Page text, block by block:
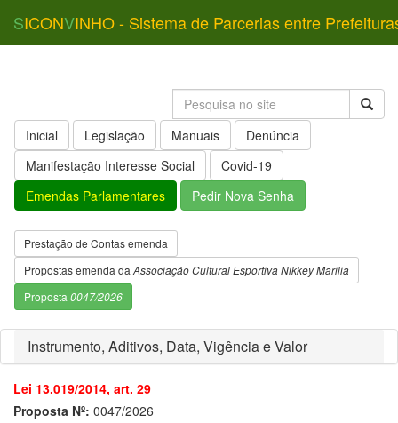
SICONVINHO - Sistema de Parcerias entre
Inicial Legislação Manuais
Denúncia
Manifestação Interesse Social
Covid-19
Emendas Parlamentares
Pedir Nova Senha
Prestação de Contas emenda
Propostas emenda da Associação Cultural Esportiva Nikkey Marilia
Proposta 0047/2026
Instrumento, Aditivos, Data, Vigência e Valor
Lei 13.019/2014, art. 29
Proposta Nº: 0047/2026